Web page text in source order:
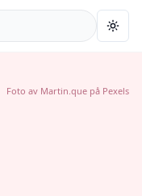
Foto av Martin.que på Pexels